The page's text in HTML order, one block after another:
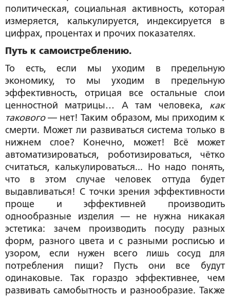
политическая, социальная активность, которая
измеряется, калькулируется, индексируется в
цифрах, процентах и прочих показателях.
Путь к самоистреблению.
То есть, если мы уходим в предельную
экономику, то мы уходим в предельную
эффективность, отрицая все остальные слои
ценностной матрицы… А там человека, как
такового— нет! Таким образом, мы приходим к
смерти. Может ли развиваться система только в
нижнем слое? Конечно, может! Всё может
автоматизироваться, роботизироваться, чётко
считаться, калькулироваться... Но надо понять,
что в этом случае человек оттуда будет
выдавливаться! С точки зрения эффективности
проще и эффективней производить
однообразные изделия — не нужна никакая
эстетика: зачем производить посуду разных
форм, разного цвета и с разными росписью и
узором, если нужен всего лишь сосуд для
потребления пищи? Пусть они все будут
одинаковые. Так гораздо эффективнее, чем
развивать самобытность и разнообразие. Также